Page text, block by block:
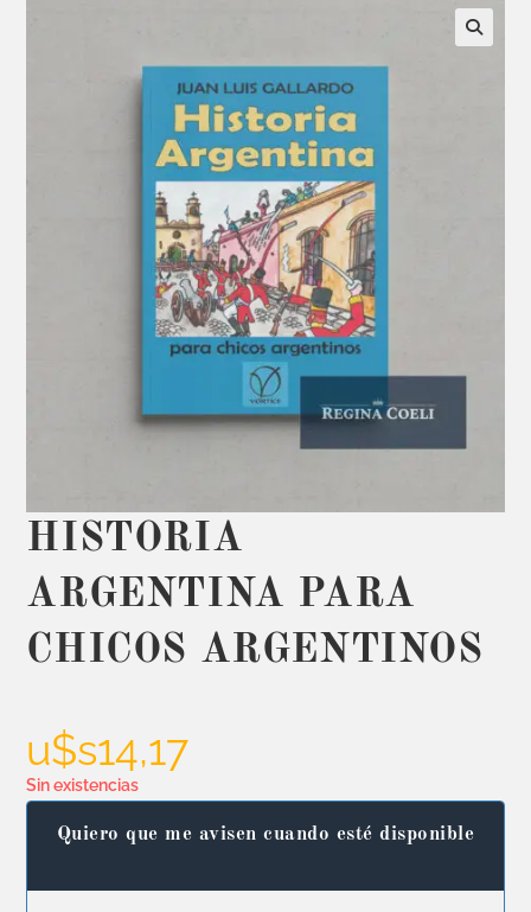
HISTORIA
ARGENTINA PARA
CHICOS ARGENTINOS
u$s14,17
Sin existencias
Quiero que me avisen cuando esté disponible